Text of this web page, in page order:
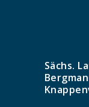
Sächs.